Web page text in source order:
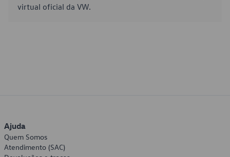
virtual oficial da VW.
Ajuda
Quem Somos
Atendimento (SAC)